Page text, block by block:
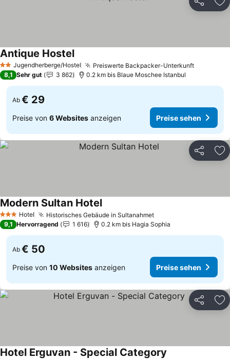
Teilen
2 SterneJugendherberge/Hostel Preiswerte Backpacker-UnterkunftPreise
Antique HostelPreise sehen
8,1 Sehr gut 3 862 0.2 km bis Blaue Moschee Istanbul
Ab € 29
Preise von 6 Websites anzeigen Preise sehen
Teilen
3 SterneHotel Historisches Gebäude in SultanahmetPreise sehen
Modern Sultan HotelPreise sehen
9,1 Hervorragend 1 616 0.2 km bis Hagia Sophia
Ab € 50
Preise von 10 Websites anzeigen Preise sehen
Teilen
Hotel Erguvan - Special Category